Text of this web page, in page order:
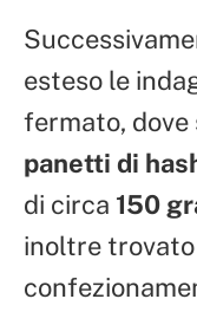
esteso le
fermato,
panetti di
di circa 150
inoltre